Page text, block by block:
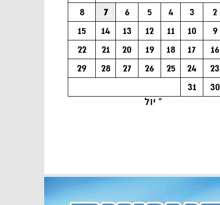
2
3
4
5
6
7
8
9
10
11
12
13
14
15
16
17
18
19
20
21
22
23
24
25
26
27
28
29
30
31
« יול